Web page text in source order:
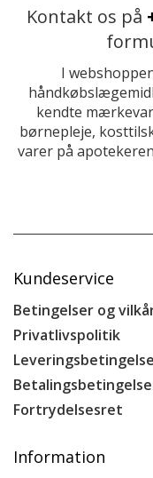
Kontakt os på
I
kendte
børnepleje,
varer på
Kundeservice
Betingelser og
Privatlivspolitik
Fortrydelsesret
Information